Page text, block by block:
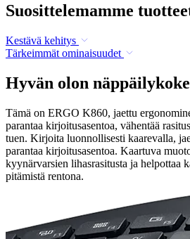
Suosittelemamme
Kestävä kehitys
Tärkeimmät ominaisuudet
Hyvän olon
Tämä on ERGO K860, jaettu
parantaa kirjoitusasentoa, vähentää
tuen. Kirjoita luonnollisesti kaarevalla,
parantaa kirjoitusasentoa. Kaartuva
kyynärvarsien lihasrasitusta ja helpottaa
pitämistä rentona.